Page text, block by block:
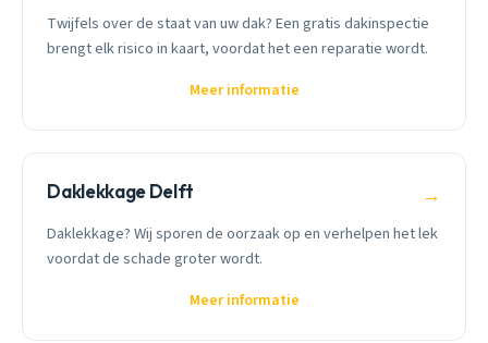
Twijfels over de staat van uw dak? Een gratis dakinspectie
brengt elk risico in kaart, voordat het een reparatie wordt.
Meer informatie
Daklekkage Delft →
Daklekkage? Wij sporen de oorzaak op en verhelpen het lek
voordat de schade groter wordt.
Meer informatie